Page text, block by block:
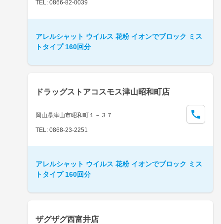
TEL: 0866-82-0039
アレルシャット ウイルス 花粉 イオンでブロック ミス
トタイプ 160回分
ドラッグストアコスモス津山昭和町店
岡山県津山市昭和町１－３７
TEL: 0868-23-2251
アレルシャット ウイルス 花粉 イオンでブロック ミス
トタイプ 160回分
ザグザグ西富井店